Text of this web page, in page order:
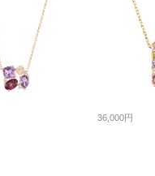
36,000円